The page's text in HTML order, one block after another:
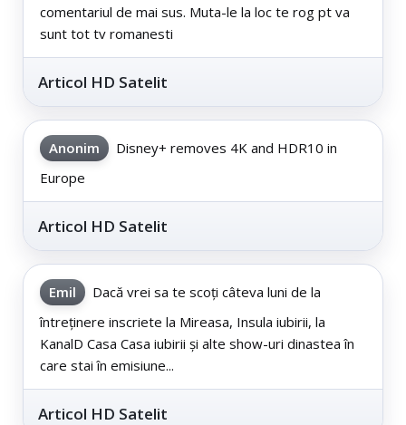
comentariul de mai sus. Muta-le la loc te rog pt va
sunt tot tv romanesti
Articol HD Satelit
Anonim
Disney+ removes 4K and HDR10 in
Europe
Articol HD Satelit
Emil
Dacă vrei sa te scoți câteva luni de la
întreținere inscriete la Mireasa, Insula iubirii, la
KanalD Casa Casa iubirii și alte show-uri dinastea în
care stai în emisiune...
Articol HD Satelit